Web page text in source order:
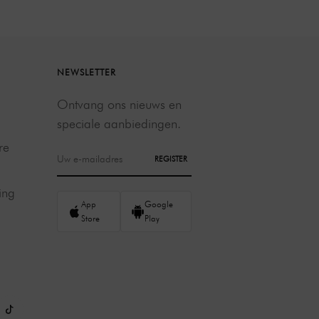
NEWSLETTER
Ontvang ons nieuws en
speciale aanbiedingen.
REGISTER
App
Store
Google
Play